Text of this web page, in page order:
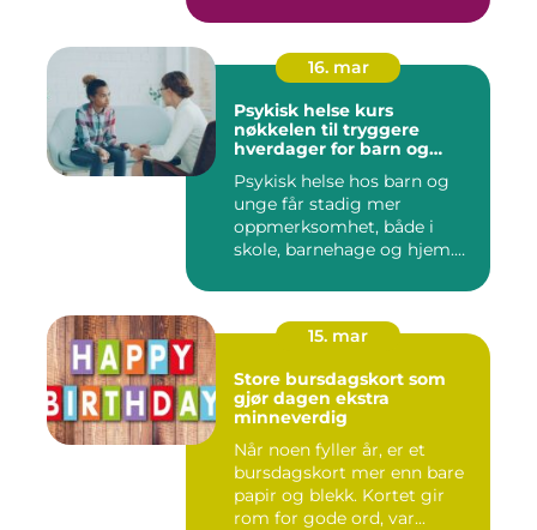
16. mar
Psykisk helse kurs
nøkkelen til tryggere
hverdager for barn og
Psykisk helse hos barn og
unge får stadig mer
oppmerksomhet, både i
skole, barnehage og hjem.
15. mar
Store bursdagskort som
gjør dagen ekstra
minneverdig
Når noen fyller år, er et
bursdagskort mer enn bare
papir og blekk. Kortet gir
rom for gode ord, var...